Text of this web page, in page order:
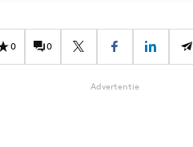
0 0
Advertentie